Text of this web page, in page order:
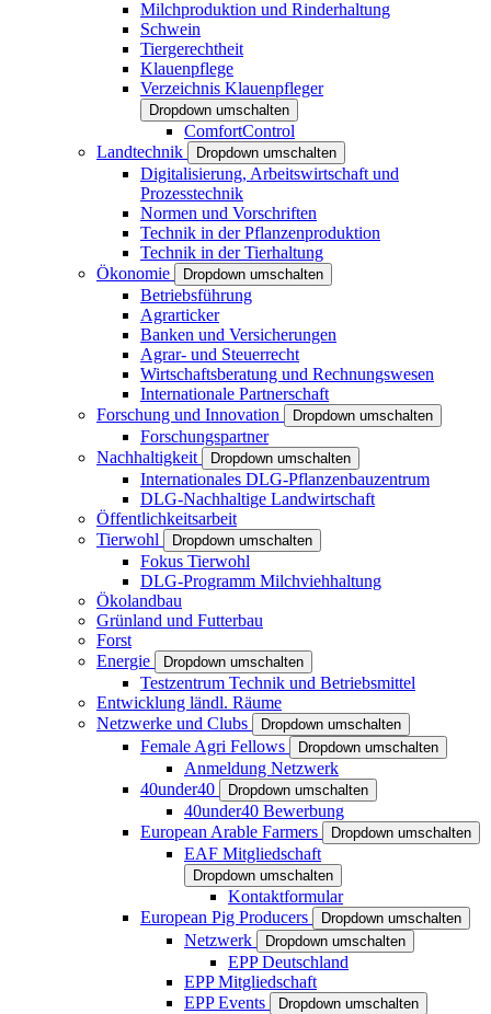
Milchproduktion und Rinderhaltung
Schwein
Tiergerechtheit
Klauenpflege
Verzeichnis Klauenpfleger
Dropdown umschalten
ComfortControl
Landtechnik
Dropdown umschalten
Digitalisierung, Arbeitswirtschaft und
Prozesstechnik
Normen und Vorschriften
Technik in der Pflanzenproduktion
Technik in der Tierhaltung
Ökonomie
Dropdown umschalten
Betriebsführung
Agrarticker
Banken und Versicherungen
Agrar- und Steuerrecht
Wirtschaftsberatung und Rechnungswesen
Internationale Partnerschaft
Forschung und Innovation
Dropdown umschalten
Forschungspartner
Nachhaltigkeit
Dropdown umschalten
Internationales DLG-Pflanzenbauzentrum
DLG-Nachhaltige Landwirtschaft
Öffentlichkeitsarbeit
Tierwohl
Dropdown umschalten
Fokus Tierwohl
DLG-Programm Milchviehhaltung
Ökolandbau
Grünland und Futterbau
Forst
Energie
Dropdown umschalten
Testzentrum Technik und Betriebsmittel
Entwicklung ländl. Räume
Netzwerke und Clubs
Dropdown umschalten
Female Agri Fellows Dropdown umschalten
Anmeldung Netzwerk
40under40
Dropdown umschalten
40under40 Bewerbung
European Arable Farmers
Dropdown umschalten
EAF Mitgliedschaft
Dropdown umschalten
Kontaktformular
European Pig Producers
Dropdown umschalten
Netzwerk Dropdown umschalten
EPP Deutschland
EPP Mitgliedschaft
EPP Events
Dropdown umschalten